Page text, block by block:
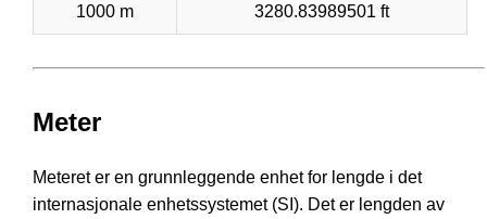
1000 m 3280.83989501 ft
Meter
Meteret er en grunnleggende enhet for lengde i det
internasjonale enhetssystemet (SI). Det er lengden av